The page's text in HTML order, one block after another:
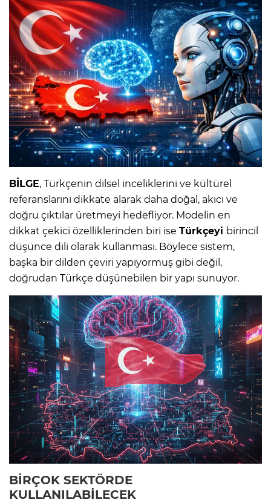
BİLGE, Türkçenin dilsel inceliklerini ve kültürel
referanslarını dikkate alarak daha doğal, akıcı ve
doğru çıktılar üretmeyi hedefliyor. Modelin en
dikkat çekici özelliklerinden biri ise Türkçeyi birincil
düşünce dili olarak kullanması. Böylece sistem,
başka bir dilden çeviri yapıyormuş gibi değil,
doğrudan Türkçe düşünebilen bir yapı sunuyor.
BİRÇOK SEKTÖRDE
KULLANILABİLECEK